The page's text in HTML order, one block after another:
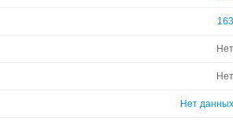
163
Нет
Нет
Нет данных